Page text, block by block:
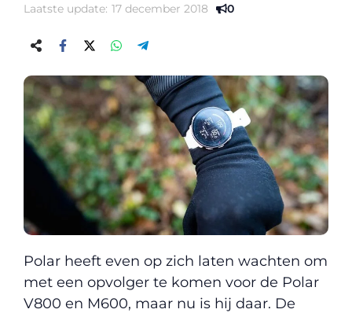
Laatste update: 17 december 2018 0
Polar heeft even op zich laten wachten om
met een opvolger te komen voor de Polar
V800 en M600, maar nu is hij daar. De